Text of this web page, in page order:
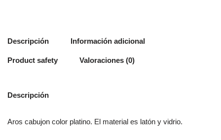
Descripción Información adicional
Product safety Valoraciones (0)
Descripción
Aros cabujon color platino. El material es latón y vidrio.